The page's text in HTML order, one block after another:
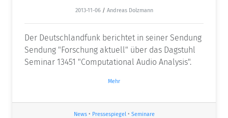
2013-11-06 / Andreas Dolzmann
Der Deutschlandfunk berichtet in seiner Sendung
Sendung "Forschung aktuell" über das Dagstuhl
Seminar 13451 "Computational Audio Analysis".
Mehr
News• Pressespiegel• Seminare